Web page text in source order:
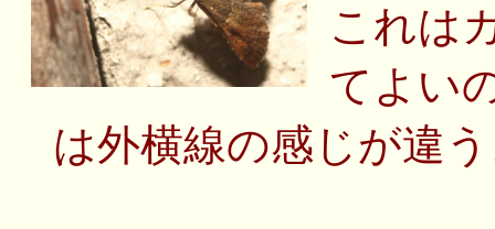
これは
てよい
は外横線の感じが違